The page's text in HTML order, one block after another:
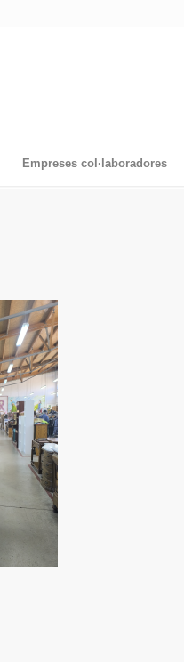
Empreses col·laboradores